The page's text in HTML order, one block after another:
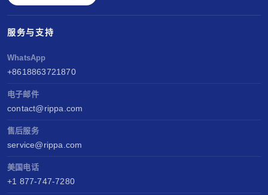
服务与支持
WhatsApp
+8618863721870
电子邮件
contact@rippa.com
售后服务
service@rippa.com
美国电话
+1 877-747-7280